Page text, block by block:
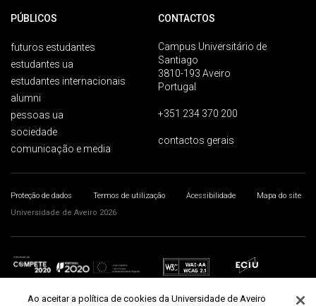
PÚBLICOS
futuros estudantes
estudantes ua
estudantes internacionais
alumni
pessoas ua
sociedade
comunicação e media
CONTACTOS
Campus Universitário de
Santiago
3810-193 Aveiro
Portugal
+351 234 370 200
contactos gerais
Proteção de dados Termos de utilização Acessibilidade
Mapa do site
Universidade de Aveiro 2026
Ao aceitar a política de cookies da Universidade de Aveiro